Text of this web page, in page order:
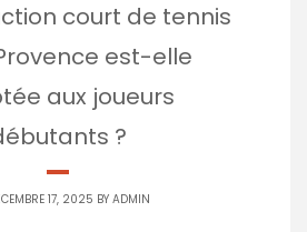
court de tennis
est-elle
aux joueurs
?
17, 2025 BY ADMIN